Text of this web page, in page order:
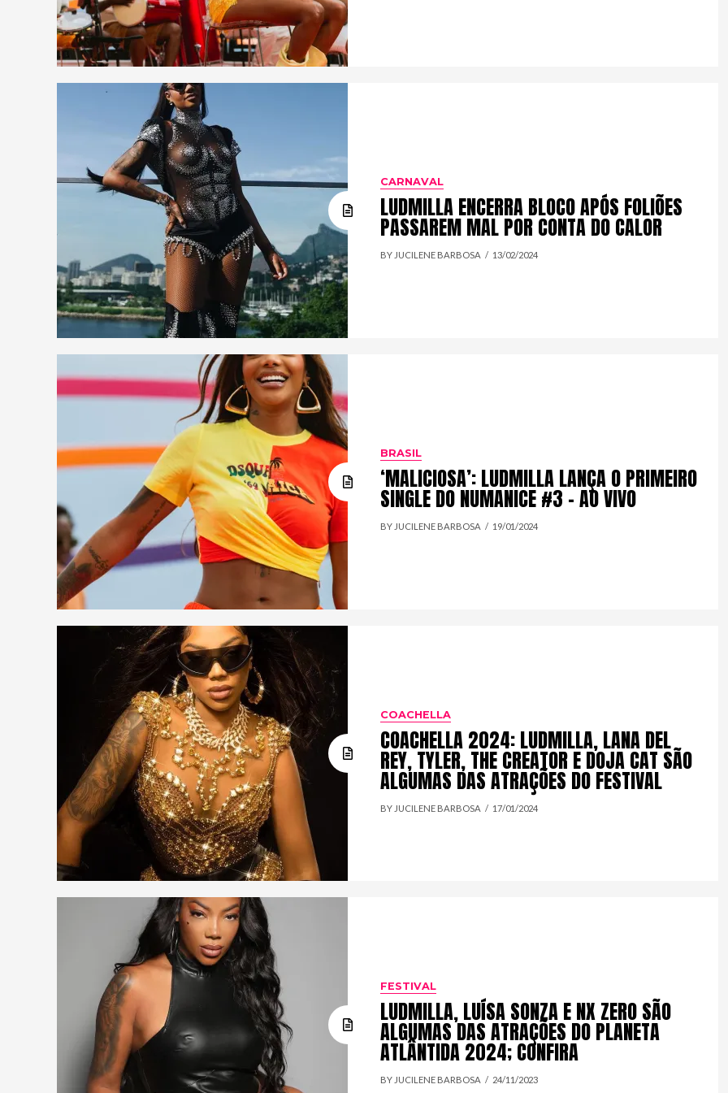
CARNAVAL
LUDMILLA ENCERRA BLOCO APÓS FOLIÕES
PASSAREM MAL POR CONTA DO CALOR
BY JUCILENE BARBOSA 13/02/2024
BRASIL
‘MALICIOSA’: LUDMILLA LANÇA O PRIMEIRO
SINGLE DO NUMANICE #3 – AO VIVO
BY JUCILENE BARBOSA 19/01/2024
COACHELLA
COACHELLA 2024: LUDMILLA, LANA DEL
REY, TYLER, THE CREATOR E DOJA CAT SÃO
ALGUMAS DAS ATRAÇÕES DO FESTIVAL
BY JUCILENE BARBOSA 17/01/2024
FESTIVAL
LUDMILLA, LUÍSA SONZA E NX ZERO SÃO
ALGUMAS DAS ATRAÇÕES DO PLANETA
ATLÂNTIDA 2024; CONFIRA
BY JUCILENE BARBOSA 24/11/2023